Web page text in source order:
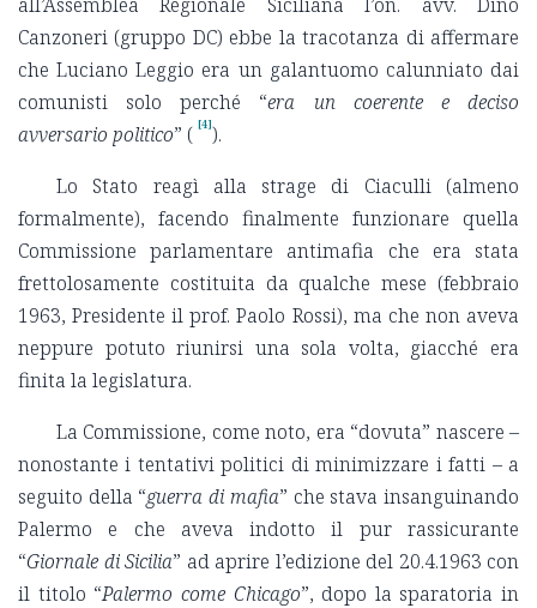
Canzoneri (gruppo DC) ebbe la tracotanza di affermare
che Luciano Leggio era un galantuomo calunniato dai
comunisti solo perché “era un coerente e deciso
avversario politico” ( [4]).
Lo Stato reagì alla strage di Ciaculli (almeno
formalmente), facendo finalmente funzionare quella
Commissione parlamentare antimafia che era stata
frettolosamente costituita da qualche mese (febbraio
1963, Presidente il prof. Paolo Rossi), ma che non aveva
neppure potuto riunirsi una sola volta, giacché era
finita la legislatura.
La Commissione, come noto, era “dovuta” nascere –
nonostante i tentativi politici di minimizzare i fatti – a
seguito della “guerra di mafia” che stava insanguinando
Palermo e che aveva indotto il pur rassicurante
“Giornale di Sicilia” ad aprire l’edizione del 20.4.1963 con
il titolo “Palermo come Chicago”, dopo la sparatoria in